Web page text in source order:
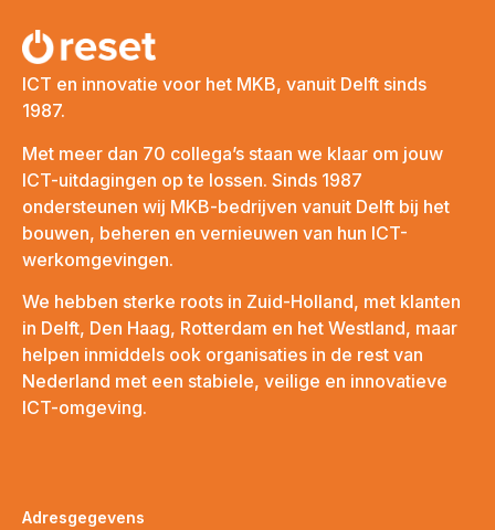
ICT en innovatie voor het MKB, vanuit Delft sinds
1987.
Met meer dan 70 collega’s staan we klaar om jouw
ICT-uitdagingen op te lossen. Sinds 1987
ondersteunen wij MKB-bedrijven vanuit Delft bij het
bouwen, beheren en vernieuwen van hun ICT-
werkomgevingen.
We hebben sterke roots in Zuid-Holland, met klanten
in Delft, Den Haag, Rotterdam en het Westland, maar
helpen inmiddels ook organisaties in de rest van
Nederland met een stabiele, veilige en innovatieve
ICT-omgeving.
Adresgegevens